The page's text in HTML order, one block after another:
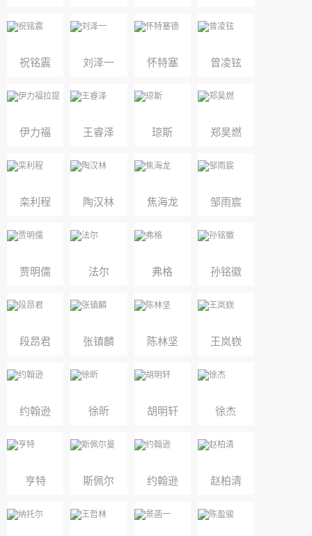
安斯基
祝铭震 刘泽一 怀特塞
德
曾凌铉
伊力福
拉提
王睿泽 琼斯 郑昊燃
栾利程 陶汉林 焦海龙 邹雨宸
贾明儒 法尔 弗格 孙铭徽
段昂君 张镇麟 陈林坚 王岚嵚
约翰逊 徐昕 胡明轩 徐杰
亨特 斯佩尔
曼
约翰逊 赵柏清